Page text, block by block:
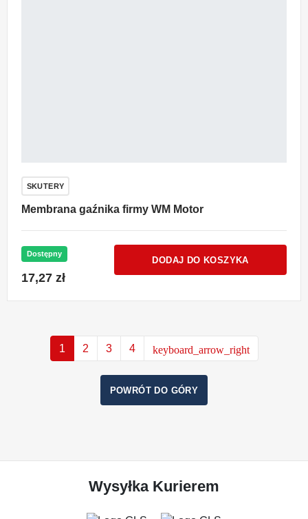
SKUTERY
Membrana gaźnika firmy WM Motor
Dostępny
17,27 zł
DODAJ DO KOSZYKA
1 2 3 4 keyboard_arrow_rightNastępny
POWRÓT DO GÓRY
Wysyłka Kurierem